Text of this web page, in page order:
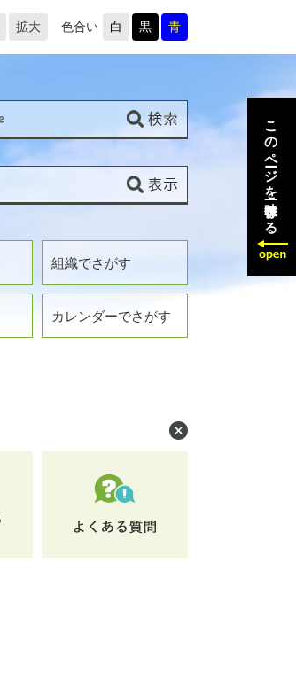
拡大 色合い 白 黒 青
組織でさがす
カレンダーでさがす
このページを一時保存する